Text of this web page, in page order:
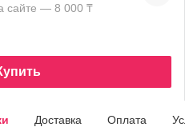
сайте — 8 000 ₸
Доставка Оплата